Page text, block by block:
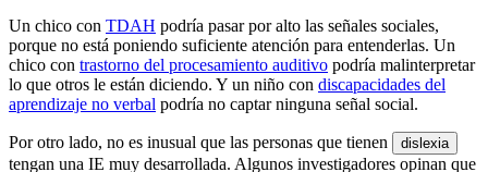
Un chico con TDAH podría pasar por alto las señales sociales,
porque no está poniendo suficiente atención para entenderlas. Un
chico con trastorno del procesamiento auditivo podría malinterpretar
lo que otros le están diciendo. Y un niño con discapacidades del
aprendizaje no verbal podría no captar ninguna señal social.
Por otro lado, no es inusual que las personas que tienen dislexia
tengan una IE muy desarrollada. Algunos investigadores opinan que